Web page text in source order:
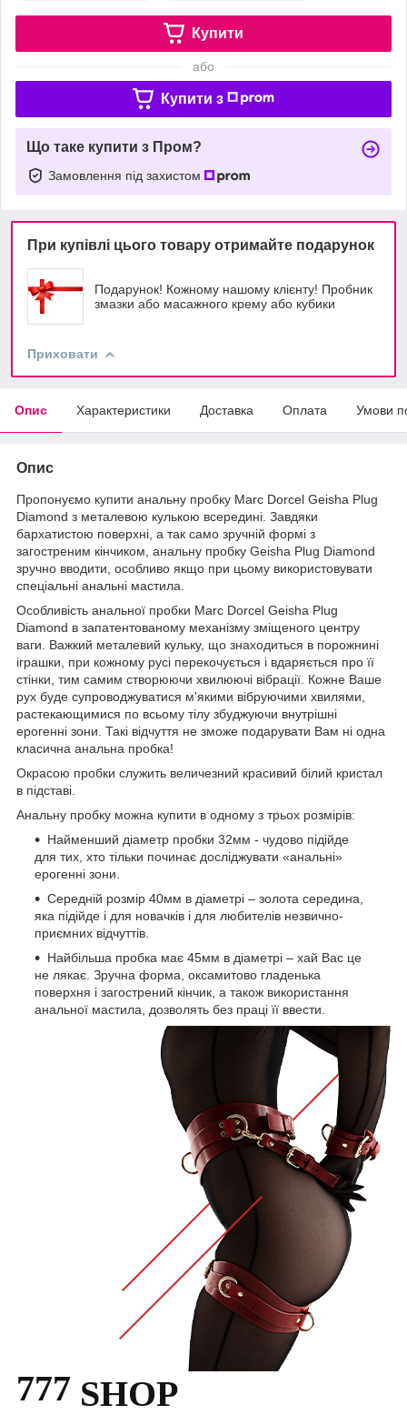
Купити
або
Купити з
Що таке купити з Пром?
Замовлення під захистом
При купівлі цього товару отримайте подарунок
Подарунок! Кожному нашому клієнту! Пробник
змазки або масажного крему або кубики
Приховати
Опис Характеристики Доставка Оплата Умови
Опис
Пропонуємо купити анальну пробку Marc Dorcel Geisha Plug
Diamond з металевою кулькою всередині. Завдяки
бархатистою поверхні, а так само зручній формі з
загостреним кінчиком, анальну пробку Geisha Plug Diamond
зручно вводити, особливо якщо при цьому використовувати
спеціальні анальні мастила.
Особливість анальної пробки Marc Dorcel Geisha Plug
Diamond в запатентованому механізму зміщеного центру
ваги. Важкий металевий кульку, що знаходиться в порожнині
іграшки, при кожному русі перекочується і вдаряється про її
стінки, тим самим створюючи хвилюючі вібрації. Кожне Ваше
рух буде супроводжуватися м'якими вібруючими хвилями,
растекающимися по всьому тілу збуджуючи внутрішні
ерогенні зони. Такі відчуття не зможе подарувати Вам ні одна
класична анальна пробка!
Окрасою пробки служить величезний красивий білий кристал
в підставі.
Анальну пробку можна купити в одному з трьох розмірів:
Найменший діаметр пробки 32мм - чудово підійде
для тих, хто тільки починає досліджувати «анальні»
ерогенні зони.
Середній розмір 40мм в діаметрі – золота середина,
яка підійде і для новачків і для любителів незвично-
приємних відчуттів.
Найбільша пробка має 45мм в діаметрі – хай Вас це
не лякає. Зручна форма, оксамитово гладенька
поверхня і загострений кінчик, а також використання
анальної мастила, дозволять без праці її ввести.
777 SHOP